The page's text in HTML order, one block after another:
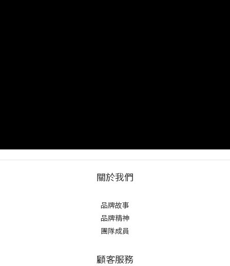
關於我們
品牌故事
品牌精神
團隊成員
顧客服務